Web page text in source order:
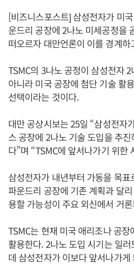
[비즈니스포스트] 삼성전자가 미
운드리 공장에 2나노 미세공정을
떠오르자 대만언론이 이를 경계하
TSMC의 3나노 공정이 삼성전자
아니라 미국 공장에 첨단 기술 활
선택이라는 것이다.
대만 공상시보는 25일 “삼성전자
스 공장에 2나노 기술 도입을 추
다”며 “TSMC에 앞서나가기 위한
삼성전자가 내년부터 가동을 목
파운드리 공장에 기존 계획과 달
용할 가능성이 주요 외신에서 거
TSMC는 현재 미국 애리조나 공
활용한다. 2나노 도입 시기는 일
데 삼성전자가 이보다 앞서나가게